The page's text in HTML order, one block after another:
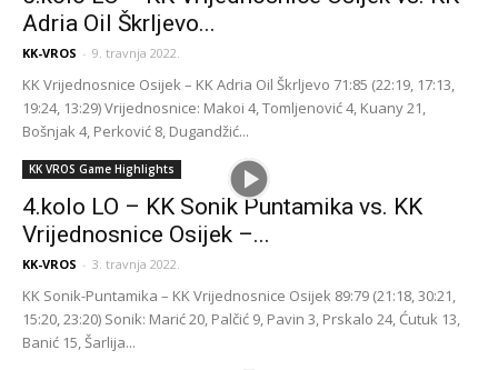
Adria Oil Škrljevo...
KK-VROS - 9. travnja 2022.
KK Vrijednosnice Osijek – KK Adria Oil Škrljevo 71:85 (22:19, 17:13,
19:24, 13:29) Vrijednosnice: Makoi 4, Tomljenović 4, Kuany 21,
Bošnjak 4, Perković 8, Dugandžić...
KK VROS Game Highlights
4.kolo LO – KK Sonik Puntamika vs. KK
Vrijednosnice Osijek –...
KK-VROS - 3. travnja 2022.
KK Sonik-Puntamika – KK Vrijednosnice Osijek 89:79 (21:18, 30:21,
15:20, 23:20) Sonik: Marić 20, Palčić 9, Pavin 3, Prskalo 24, Ćutuk 13,
Banić 15, Šarlija...